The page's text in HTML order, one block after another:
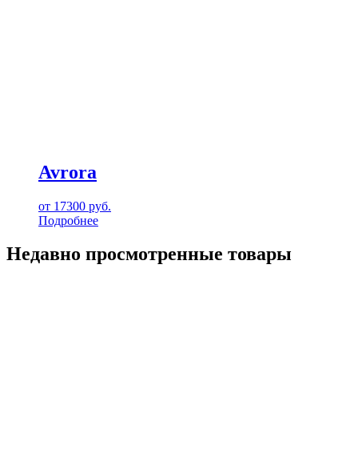
Avrora
от 17300 руб.
Подробнее
Недавно просмотренные товары